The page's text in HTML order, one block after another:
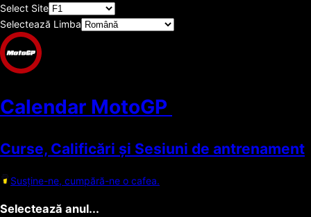
Select Site
Selectează Limba
Calendar MotoGP
Curse, Calificări și Sesiuni de antrenament
Susține-ne, cumpără-ne o cafea.
Selectează anul...